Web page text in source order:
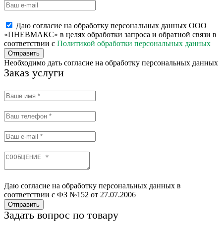
Даю согласие на обработку персональных данных ООО
«ПНЕВМАКС» в целях обработки запроса и обратной связи в
соответствии с Политикой обработки персональных данных
Отправить
Необходимо дать согласие на обработку персональных данных
Заказ услуги
Даю согласие на обработку персональных данных в
соответствии с ФЗ №152 от 27.07.2006
Отправить
Задать вопрос по товару